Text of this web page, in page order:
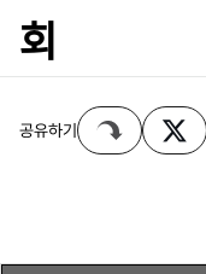
회
공유하기